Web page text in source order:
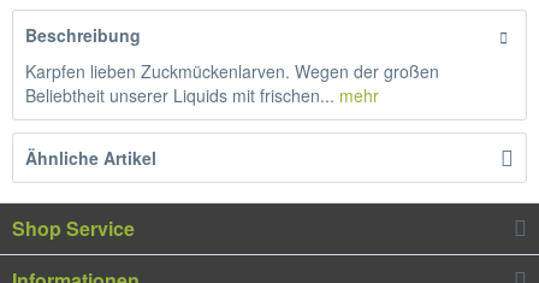
Beschreibung
Karpfen lieben Zuckmückenlarven. Wegen der großen
Beliebtheit unserer Liquids mit frischen... mehr
Ähnliche Artikel
Shop Service